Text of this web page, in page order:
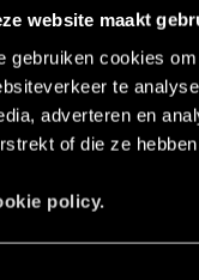
website maakt
gebruiken cookies
te
adverteren en
of die ze
policy.
BENT U OP
EEN SPECIFIEK
PRODUCT